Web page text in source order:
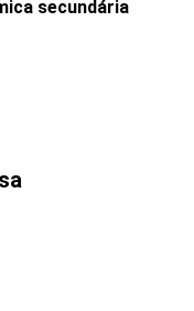
secundária